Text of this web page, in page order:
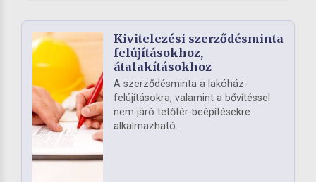
Kivitelezési szerződésminta
felújításokhoz,
átalakításokhoz
A szerződésminta a lakóház-
felújításokra, valamint a bővítéssel
nem járó tetőtér-beépítésekre
alkalmazható.